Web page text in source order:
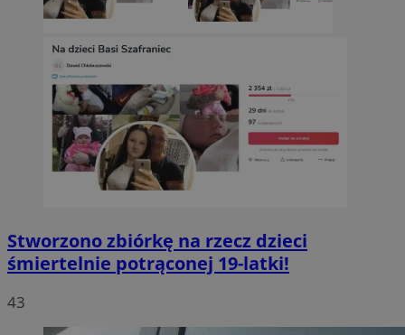
Stworzono zbiórkę na rzecz dzieci
śmiertelnie potrąconej 19-latki!
43